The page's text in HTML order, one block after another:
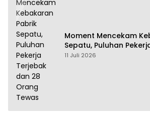
Moment Mencekam
Sepatu, Puluhan
28 Orang Tewas
11 Juli 2026